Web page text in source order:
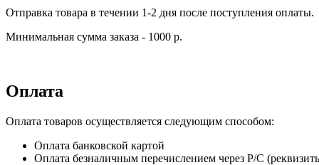
Отправка товара в течении 1-2 дня после поступления оплаты.
Минимальная сумма заказа - 1000 р.
Оплата
Оплата товаров осуществляется следующим способом:
Оплата банковской картой
Оплата безналичным перечислением через Р/С